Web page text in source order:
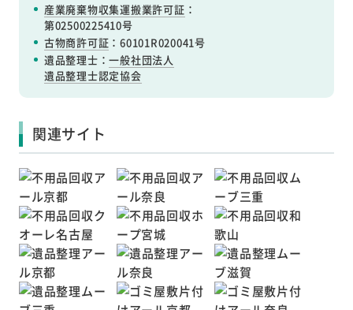
産業廃棄物収集運搬業許可証 ：
第02500225410号
古物商許可証 ：60101R020041号
遺品整理士：一般社団法人
遺品整理士認定協会
関連サイト